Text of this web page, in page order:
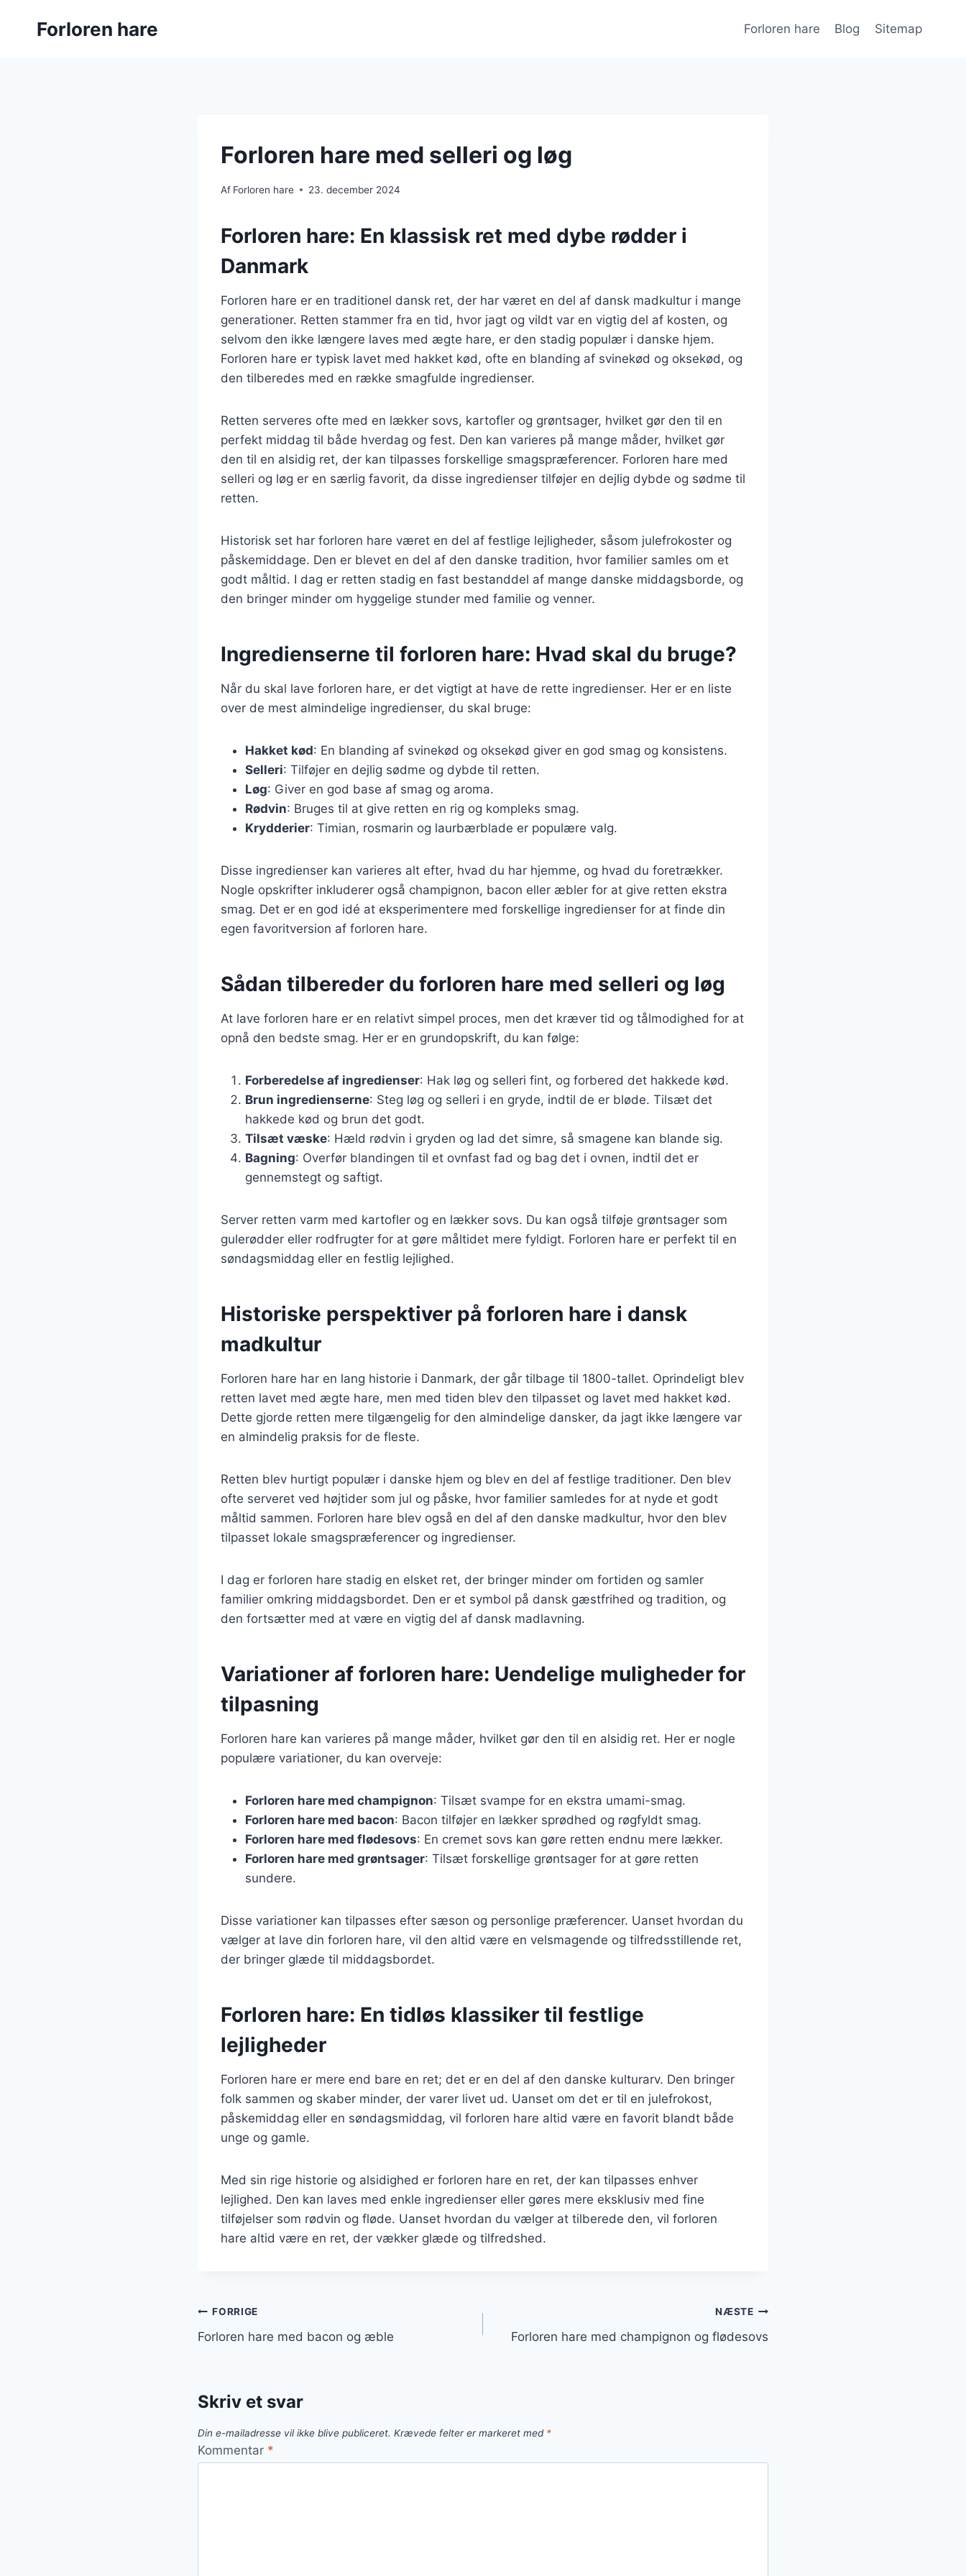
Forloren hare Forloren hare Blog Sitemap
Forloren hare med selleri og løg
Af Forloren hare 23. december 2024
Forloren hare: En klassisk ret med dybe rødder i
Danmark
Forloren hare er en traditionel dansk ret, der har været en del af dansk madkultur i mange
generationer. Retten stammer fra en tid, hvor jagt og vildt var en vigtig del af kosten, og
selvom den ikke længere laves med ægte hare, er den stadig populær i danske hjem.
Forloren hare er typisk lavet med hakket kød, ofte en blanding af svinekød og oksekød, og
den tilberedes med en række smagfulde ingredienser.
Retten serveres ofte med en lækker sovs, kartofler og grøntsager, hvilket gør den til en
perfekt middag til både hverdag og fest. Den kan varieres på mange måder, hvilket gør
den til en alsidig ret, der kan tilpasses forskellige smagspræferencer. Forloren hare med
selleri og løg er en særlig favorit, da disse ingredienser tilføjer en dejlig dybde og sødme til
retten.
Historisk set har forloren hare været en del af festlige lejligheder, såsom julefrokoster og
påskemiddage. Den er blevet en del af den danske tradition, hvor familier samles om et
godt måltid. I dag er retten stadig en fast bestanddel af mange danske middagsborde, og
den bringer minder om hyggelige stunder med familie og venner.
Ingredienserne til forloren hare: Hvad skal du bruge?
Når du skal lave forloren hare, er det vigtigt at have de rette ingredienser. Her er en liste
over de mest almindelige ingredienser, du skal bruge:
Hakket kød: En blanding af svinekød og oksekød giver en god smag og konsistens.
Selleri: Tilføjer en dejlig sødme og dybde til retten.
Løg: Giver en god base af smag og aroma.
Rødvin: Bruges til at give retten en rig og kompleks smag.
Krydderier: Timian, rosmarin og laurbærblade er populære valg.
Disse ingredienser kan varieres alt efter, hvad du har hjemme, og hvad du foretrækker.
Nogle opskrifter inkluderer også champignon, bacon eller æbler for at give retten ekstra
smag. Det er en god idé at eksperimentere med forskellige ingredienser for at finde din
egen favoritversion af forloren hare.
Sådan tilbereder du forloren hare med selleri og løg
At lave forloren hare er en relativt simpel proces, men det kræver tid og tålmodighed for at
opnå den bedste smag. Her er en grundopskrift, du kan følge:
Forberedelse af ingredienser: Hak løg og selleri fint, og forbered det hakkede kød.
Brun ingredienserne: Steg løg og selleri i en gryde, indtil de er bløde. Tilsæt det
hakkede kød og brun det godt.
Tilsæt væske: Hæld rødvin i gryden og lad det simre, så smagene kan blande sig.
Bagning: Overfør blandingen til et ovnfast fad og bag det i ovnen, indtil det er
gennemstegt og saftigt.
Server retten varm med kartofler og en lækker sovs. Du kan også tilføje grøntsager som
gulerødder eller rodfrugter for at gøre måltidet mere fyldigt. Forloren hare er perfekt til en
søndagsmiddag eller en festlig lejlighed.
Historiske perspektiver på forloren hare i dansk
madkultur
Forloren hare har en lang historie i Danmark, der går tilbage til 1800-tallet. Oprindeligt blev
retten lavet med ægte hare, men med tiden blev den tilpasset og lavet med hakket kød.
Dette gjorde retten mere tilgængelig for den almindelige dansker, da jagt ikke længere var
en almindelig praksis for de fleste.
Retten blev hurtigt populær i danske hjem og blev en del af festlige traditioner. Den blev
ofte serveret ved højtider som jul og påske, hvor familier samledes for at nyde et godt
måltid sammen. Forloren hare blev også en del af den danske madkultur, hvor den blev
tilpasset lokale smagspræferencer og ingredienser.
I dag er forloren hare stadig en elsket ret, der bringer minder om fortiden og samler
familier omkring middagsbordet. Den er et symbol på dansk gæstfrihed og tradition, og
den fortsætter med at være en vigtig del af dansk madlavning.
Variationer af forloren hare: Uendelige muligheder for
tilpasning
Forloren hare kan varieres på mange måder, hvilket gør den til en alsidig ret. Her er nogle
populære variationer, du kan overveje:
Forloren hare med champignon: Tilsæt svampe for en ekstra umami-smag.
Forloren hare med bacon: Bacon tilføjer en lækker sprødhed og røgfyldt smag.
Forloren hare med flødesovs: En cremet sovs kan gøre retten endnu mere lækker.
Forloren hare med grøntsager: Tilsæt forskellige grøntsager for at gøre retten
sundere.
Disse variationer kan tilpasses efter sæson og personlige præferencer. Uanset hvordan du
vælger at lave din forloren hare, vil den altid være en velsmagende og tilfredsstillende ret,
der bringer glæde til middagsbordet.
Forloren hare: En tidløs klassiker til festlige
lejligheder
Forloren hare er mere end bare en ret; det er en del af den danske kulturarv. Den bringer
folk sammen og skaber minder, der varer livet ud. Uanset om det er til en julefrokost,
påskemiddag eller en søndagsmiddag, vil forloren hare altid være en favorit blandt både
unge og gamle.
Med sin rige historie og alsidighed er forloren hare en ret, der kan tilpasses enhver
lejlighed. Den kan laves med enkle ingredienser eller gøres mere eksklusiv med fine
tilføjelser som rødvin og fløde. Uanset hvordan du vælger at tilberede den, vil forloren
hare altid være en ret, der vækker glæde og tilfredshed.
Indlægsnavigation
FORRIGE
Forloren hare med bacon og æble
NÆSTE
Forloren hare med champignon og flødesovs
Skriv et svar
Din e-mailadresse vil ikke blive publiceret. Krævede felter er markeret med *
Kommentar *